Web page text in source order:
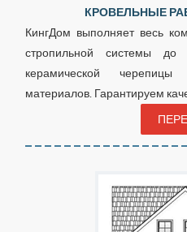
КРОВЕЛЬНЫЕ
КингДом выполняет весь
стропильной системы до
керамической
материалов. Гарантируем